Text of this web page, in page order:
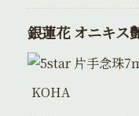
銀蓮花 オニキス
片手念珠7
KOHA